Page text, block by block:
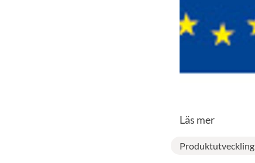
Läs mer
Produktutveckling